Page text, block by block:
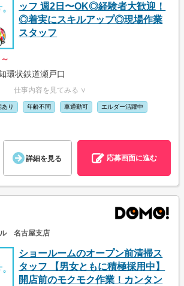
ッフ 週2日〜OK◎経験者大歓迎！
◎着実にスキルアップ◎現場作業
スタッフ
環状鉄道瀬戸口
仕事内容を見てみる ∨
り 年齢不問 車通勤可 エルダー活躍中
詳細を見る 応募画面に進む
名古屋支店
ショールームのオープン前清掃ス
タッフ 【男女ともに積極採用中】
開店前のモクモク作業！カンタン